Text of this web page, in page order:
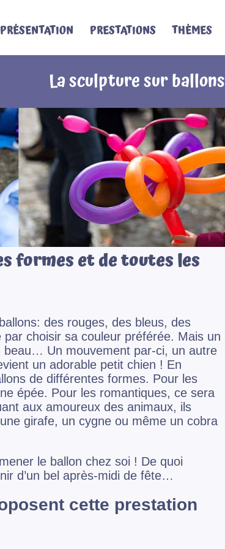
PRÉSENTATION PRESTATIONS THÈMES
La sculpture sur ballons
formes et de toutes les
des rouges, des bleus, des
choisir sa couleur préférée. Mais un
beau… Un mouvement par-ci, un autre
un adorable petit chien ! En
de différentes formes. Pour les
épée. Pour les romantiques, ce sera
aux amoureux des animaux, ils
girafe, un cygne ou même un cobra
le ballon chez soi ! De quoi
d’un bel après-midi de fête…
cette prestation